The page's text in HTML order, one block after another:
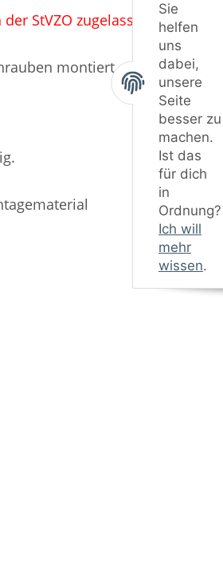
StVZO zugelassen.
montiert.
Sie
helfen
uns
dabei,
unsere
Seite
besser zu
machen.
Ist das
für dich
in
Ordnung?
Ich will
mehr
wissen.